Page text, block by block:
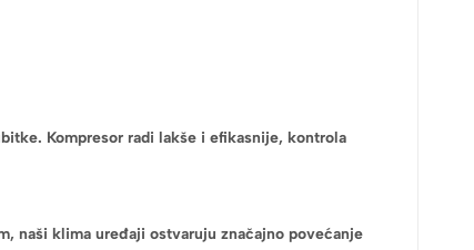
Kompresor radi lakše i efikasnije, kontrola
naši klima uređaji ostvaruju značajno povećanje